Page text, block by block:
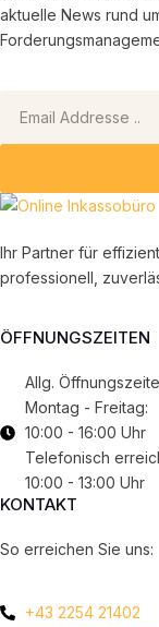
aktuelle News rund
Ihr Partner für
professionell,
ÖFFNUNGSZEITEN
Allg.
Montag - Freitag:
10:00 - 16:00 Uhr
Telefonisch
10:00 - 13:00 Uhr
KONTAKT
So erreichen Sie uns:
+43 2254 21402